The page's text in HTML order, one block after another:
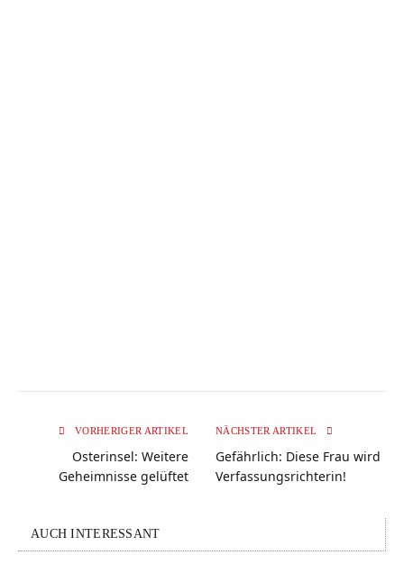
VORHERIGER ARTIKEL
Osterinsel: Weitere
Geheimnisse gelüftet
NÄCHSTER ARTIKEL
Gefährlich: Diese Frau wird
Verfassungsrichterin!
AUCH INTERESSANT